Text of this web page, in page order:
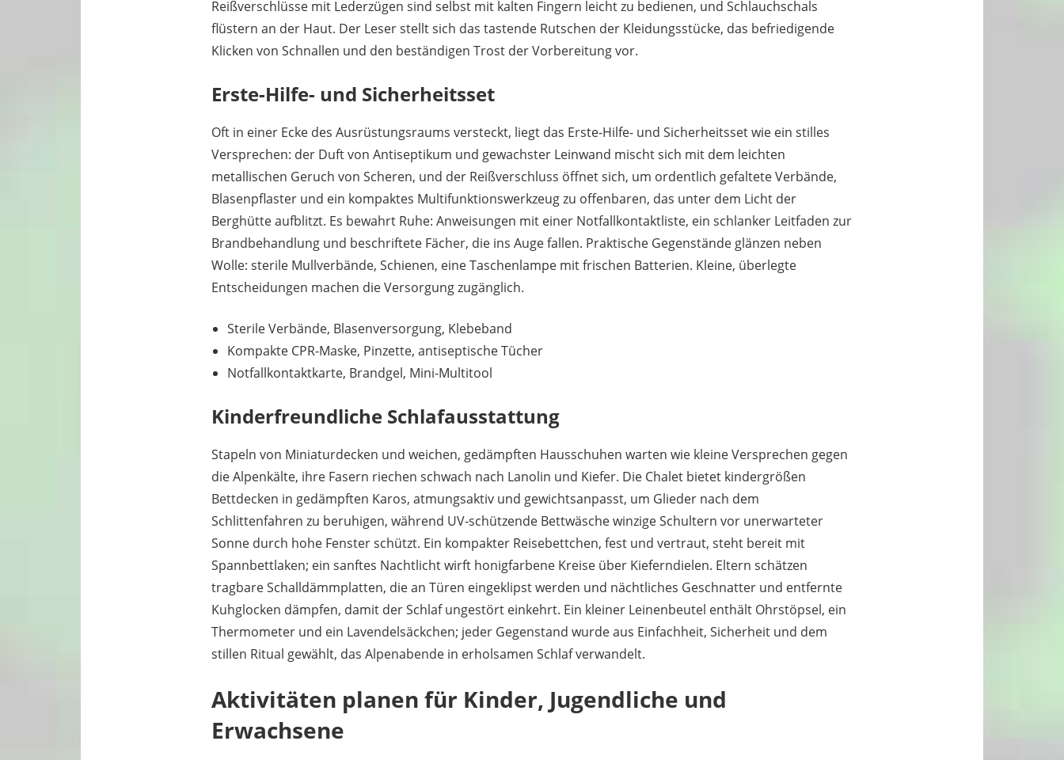
Reißverschlüsse mit Lederzügen sind selbst mit kalten Fingern leicht zu bedienen, und Schlauchschals
flüstern an der Haut. Der Leser stellt sich das tastende Rutschen der Kleidungsstücke, das befriedigende
Klicken von Schnallen und den beständigen Trost der Vorbereitung vor.
Erste-Hilfe- und Sicherheitsset
Oft in einer Ecke des Ausrüstungsraums versteckt, liegt das Erste-Hilfe- und Sicherheitsset wie ein stilles
Versprechen: der Duft von Antiseptikum und gewachster Leinwand mischt sich mit dem leichten
metallischen Geruch von Scheren, und der Reißverschluss öffnet sich, um ordentlich gefaltete Verbände,
Blasenpflaster und ein kompaktes Multifunktionswerkzeug zu offenbaren, das unter dem Licht der
Berghütte aufblitzt. Es bewahrt Ruhe: Anweisungen mit einer Notfallkontaktliste, ein schlanker Leitfaden zur
Brandbehandlung und beschriftete Fächer, die ins Auge fallen. Praktische Gegenstände glänzen neben
Wolle: sterile Mullverbände, Schienen, eine Taschenlampe mit frischen Batterien. Kleine, überlegte
Entscheidungen machen die Versorgung zugänglich.
Sterile Verbände, Blasenversorgung, Klebeband
Kompakte CPR-Maske, Pinzette, antiseptische Tücher
Notfallkontaktkarte, Brandgel, Mini-Multitool
Kinderfreundliche Schlafausstattung
Stapeln von Miniaturdecken und weichen, gedämpften Hausschuhen warten wie kleine Versprechen gegen
die Alpenkälte, ihre Fasern riechen schwach nach Lanolin und Kiefer. Die Chalet bietet kindergrößen
Bettdecken in gedämpften Karos, atmungsaktiv und gewichtsanpasst, um Glieder nach dem
Schlittenfahren zu beruhigen, während UV‑schützende Bettwäsche winzige Schultern vor unerwarteter
Sonne durch hohe Fenster schützt. Ein kompakter Reisebettchen, fest und vertraut, steht bereit mit
Spannbettlaken; ein sanftes Nachtlicht wirft honigfarbene Kreise über Kieferndielen. Eltern schätzen
tragbare Schalldämmplatten, die an Türen eingeklipst werden und nächtliches Geschnatter und entfernte
Kuhglocken dämpfen, damit der Schlaf ungestört einkehrt. Ein kleiner Leinenbeutel enthält Ohrstöpsel, ein
Thermometer und ein Lavendelsäckchen; jeder Gegenstand wurde aus Einfachheit, Sicherheit und dem
stillen Ritual gewählt, das Alpenabende in erholsamen Schlaf verwandelt.
Aktivitäten planen für Kinder, Jugendliche und
Erwachsene